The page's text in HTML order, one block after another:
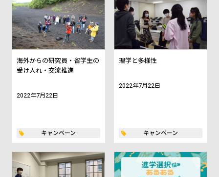
海外からの研究員・留学生の
受け入れ・交流推進
2022年7月22日
キャンペーン
理学と多様性
2022年7月22日
キャンペーン